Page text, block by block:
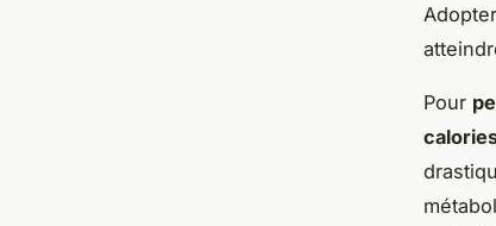
Pour